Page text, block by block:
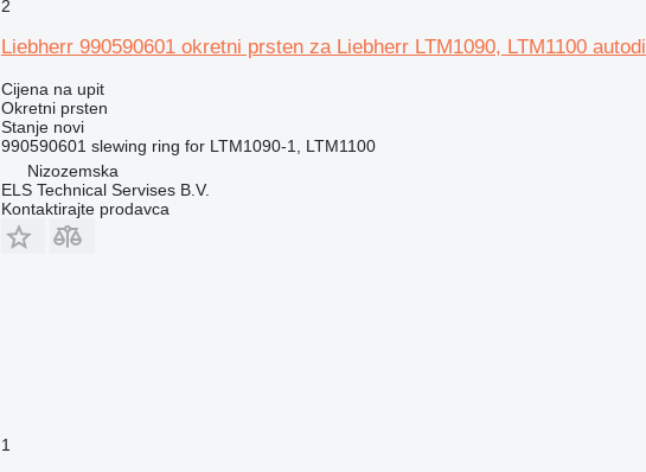
2
Liebherr 990590601 okretni prsten za Liebherr LTM1090, LTM1100
Cijena na upit
Okretni prsten
Stanjenovi
990590601 slewing ring for LTM1090-1, LTM1100
Nizozemska
ELS Technical Servises B.V.
Kontaktirajte prodavca
1